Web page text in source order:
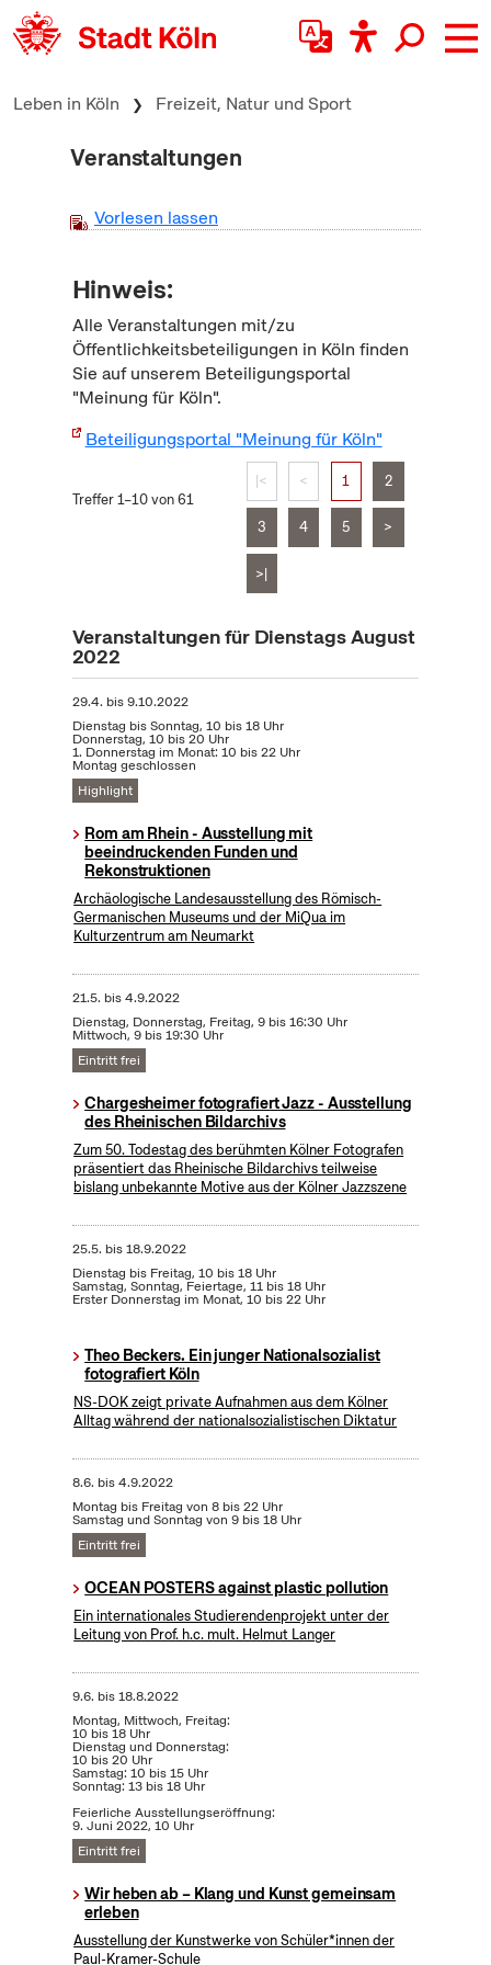
zum Inhalt springen
Leben in Köln Freizeit, Natur und Sport
Veranstaltungen
Vorlesen lassen
Hinweis:
Alle Veranstaltungen mit/zu
Öffentlichkeitsbeteiligungen in Köln finden
Sie auf unserem Beteiligungsportal
"Meinung für Köln".
Beteiligungsportal "Meinung für Köln"
Treffer 1–10 von 61
|< < 1 2
3 4 5 >
>|
Veranstaltungen für Dienstags August
2022
29.4. bis9.10.2022
Dienstag bis Sonntag, 10 bis 18 Uhr
Donnerstag, 10 bis 20 Uhr
1. Donnerstag im Monat: 10 bis 22 Uhr
Montag geschlossen
Highlight
Rom am Rhein - Ausstellung mit
beeindruckenden Funden und
Rekonstruktionen
Archäologische Landesausstellung des Römisch-
Germanischen Museums und der MiQua im
Kulturzentrum am Neumarkt
21.5. bis4.9.2022
Dienstag, Donnerstag, Freitag, 9 bis 16:30 Uhr
Mittwoch, 9 bis 19:30 Uhr
Eintritt frei
Chargesheimer fotografiert Jazz - Ausstellung
des Rheinischen Bildarchivs
Zum 50. Todestag des berühmten Kölner Fotografen
präsentiert das Rheinische Bildarchivs teilweise
bislang unbekannte Motive aus der Kölner Jazzszene
25.5. bis18.9.2022
Dienstag bis Freitag, 10 bis 18 Uhr
Samstag, Sonntag, Feiertage, 11 bis 18 Uhr
Erster Donnerstag im Monat, 10 bis 22 Uhr
Theo Beckers. Ein junger Nationalsozialist
fotografiert Köln
NS-DOK zeigt private Aufnahmen aus dem Kölner
Alltag während der nationalsozialistischen Diktatur
8.6. bis4.9.2022
Montag bis Freitag von 8 bis 22 Uhr
Samstag und Sonntag von 9 bis 18 Uhr
Eintritt frei
OCEAN POSTERS against plastic pollution
Ein internationales Studierendenprojekt unter der
Leitung von Prof. h.c. mult. Helmut Langer
9.6. bis18.8.2022
Montag, Mittwoch, Freitag:
10 bis 18 Uhr
Dienstag und Donnerstag:
10 bis 20 Uhr
Samstag: 10 bis 15 Uhr
Sonntag: 13 bis 18 Uhr
Feierliche Ausstellungseröffnung:
9. Juni 2022, 10 Uhr
Eintritt frei
Wir heben ab – Klang und Kunst gemeinsam
erleben
Ausstellung der Kunstwerke von Schüler*innen der
Paul-Kramer-Schule